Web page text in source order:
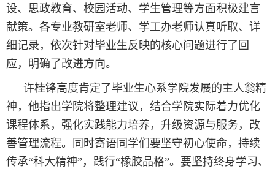
设、思政教育、校园活动、学生管理等方面积极建言
献策。各专业教研室老师、学工办老师认真听取、详
细记录，依次针对毕业生反映的核心问题进行了回
应，明确了改进方向。
许桂锋高度肯定了毕业生心系学院发展的主人翁精
神，他指出学院将整理建议，结合学院实际着力优化
课程体系，强化实践能力培养，升级资源与服务，改
善管理流程。同时寄语同学们要坚守初心使命，持续
传承“科大精神”，践行“橡胶品格”。要坚持终身学习、